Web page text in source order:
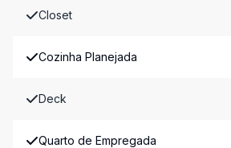
Closet
Cozinha Planejada
Deck
Quarto de Empregada